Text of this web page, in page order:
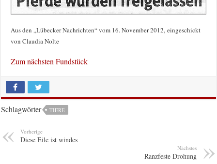
Aus den „Lübecker Nachrichten“ vom 16. November 2012, eingeschickt
von Claudia Nolte
Zum nächsten Fundstück
Schlagwörter TIERE
Vorherige
Diese Eile ist windes
Nächstes
Ranzfeste Drohung